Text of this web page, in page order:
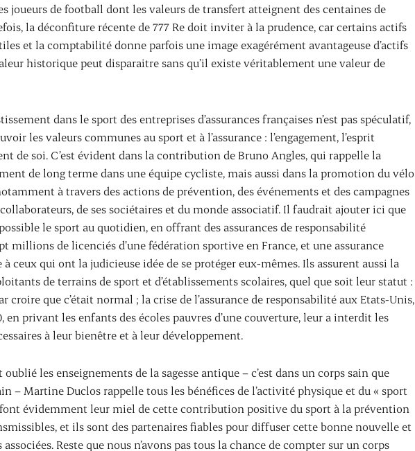
joueurs de football dont les valeurs de transfert atteignent des centaines de
la déconfiture récente de 777 Re doit inviter à la prudence, car certains actifs
et la comptabilité donne parfois une image exagérément avantageuse d’actifs
historique peut disparaitre sans qu’il existe véritablement une valeur de
dans le sport des entreprises d’assurances françaises n’est pas spéculatif,
les valeurs communes au sport et à l’assurance : l’engagement, l’esprit
de soi. C’est évident dans la contribution de Bruno Angles, qui rappelle la
de long terme dans une équipe cycliste, mais aussi dans la promotion du vélo
à travers des actions de prévention, des événements et des campagnes
collaborateurs, de ses sociétaires et du monde associatif. Il faudrait ajouter ici que
le sport au quotidien, en offrant des assurances de responsabilité
millions de licenciés d’une fédération sportive en France, et une assurance
ceux qui ont la judicieuse idée de se protéger eux-mêmes. Ils assurent aussi la
de terrains de sport et d’établissements scolaires, quel que soit leur statut :
croire que c’était normal ; la crise de l’assurance de responsabilité aux Etats-Unis,
en privant les enfants des écoles pauvres d’une couverture, leur a interdit les
à leur bienêtre et à leur développement.
les enseignements de la sagesse antique – c’est dans un corps sain que
– Martine Duclos rappelle tous les bénéfices de l’activité physique et du « sport
font évidemment leur miel de cette contribution positive du sport à la prévention
et ils sont des partenaires fiables pour diffuser cette bonne nouvelle et
Reste que nous n’avons pas tous la chance de compter sur un corps